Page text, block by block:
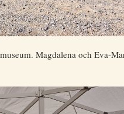
Magdalena och Eva-